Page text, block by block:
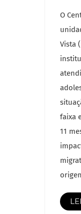
O
Vista
faixa
11